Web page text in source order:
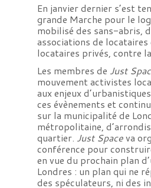
En janvier dernier s’est
grande Marche pour le
mobilisé des sans-abris,
associations de locataires
locataires privés, contre
Les membres de Just
mouvement activistes
aux enjeux
ces évènements et
sur la municipalité de
métropolitaine,
quartier. Just Spaceva
conférence pour
en vue du prochain plan
Londres : un plan qui ne
des spéculateurs, ni des